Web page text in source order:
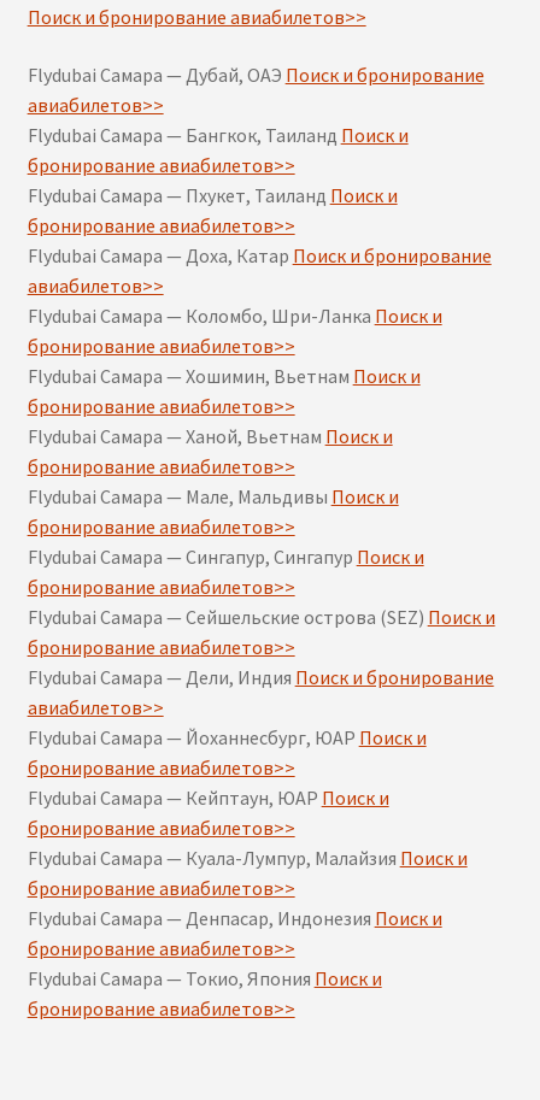
Поиск и бронирование авиабилетов>>
Flydubai Самара — Дубай, ОАЭ Поиск и бронирование
авиабилетов>>
Flydubai Самара — Бангкок, Таиланд Поиск и
бронирование авиабилетов>>
Flydubai Самара — Пхукет, Таиланд Поиск и
бронирование авиабилетов>>
Flydubai Самара — Доха, Катар Поиск и бронирование
авиабилетов>>
Flydubai Самара — Коломбо, Шри-Ланка Поиск и
бронирование авиабилетов>>
Flydubai Самара — Хошимин, Вьетнам Поиск и
бронирование авиабилетов>>
Flydubai Самара — Ханой, Вьетнам Поиск и
бронирование авиабилетов>>
Flydubai Самара — Мале, Мальдивы Поиск и
бронирование авиабилетов>>
Flydubai Самара — Сингапур, Сингапур Поиск и
бронирование авиабилетов>>
Flydubai Самара — Сейшельские острова (SEZ) Поиск и
бронирование авиабилетов>>
Flydubai Самара — Дели, Индия Поиск и бронирование
авиабилетов>>
Flydubai Самара — Йоханнесбург, ЮАР Поиск и
бронирование авиабилетов>>
Flydubai Самара — Кейптаун, ЮАР Поиск и
бронирование авиабилетов>>
Flydubai Самара — Куала-Лумпур, Малайзия Поиск и
бронирование авиабилетов>>
Flydubai Самара — Денпасар, Индонезия Поиск и
бронирование авиабилетов>>
Flydubai Самара — Токио, Япония Поиск и
бронирование авиабилетов>>